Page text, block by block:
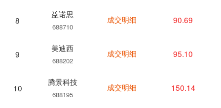
8
益诺思
688710
9
美迪西
688202
10
腾景科技
688195
成交明细 90.69
成交明细 95.10
成交明细 150.14